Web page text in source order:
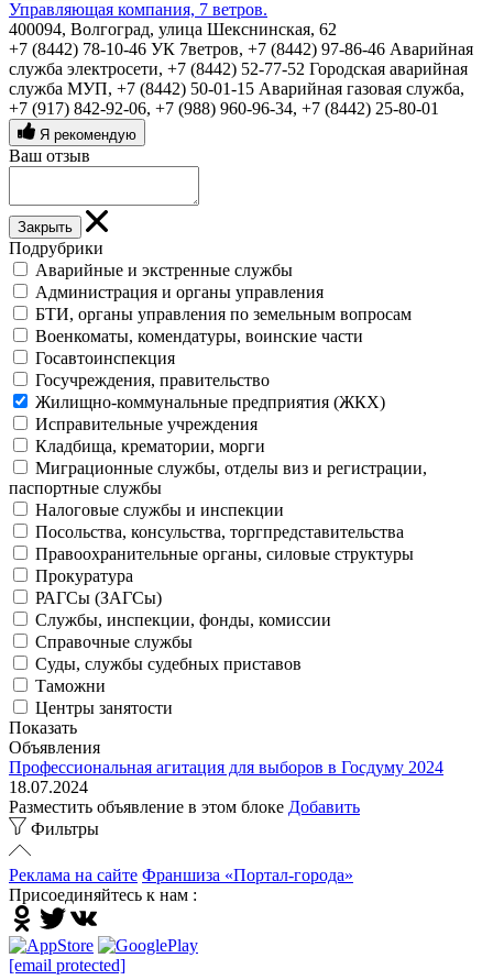
Управляющая компания, 7 ветров.
400094, Волгоград, улица Шекснинская, 62
+7 (8442) 78-10-46 УК 7ветров, +7 (8442) 97-86-46 Аварийная
служба электросети, +7 (8442) 52-77-52 Городская аварийная
служба МУП, +7 (8442) 50-01-15 Аварийная газовая служба,
+7 (917) 842-92-06, +7 (988) 960-96-34, +7 (8442) 25-80-01
Я рекомендую
Ваш отзыв
Закрыть
Подрубрики
Аварийные и экстренные службы
Администрация и органы управления
БТИ, органы управления по земельным вопросам
Военкоматы, комендатуры, воинские части
Госавтоинспекция
Госучреждения, правительство
Жилищно-коммунальные предприятия (ЖКХ)
Исправительные учреждения
Кладбища, крематории, морги
Миграционные службы, отделы виз и регистрации,
паспортные службы
Налоговые службы и инспекции
Посольства, консульства, торгпредставительства
Правоохранительные органы, силовые структуры
Прокуратура
РАГСы (ЗАГСы)
Службы, инспекции, фонды, комиссии
Справочные службы
Суды, службы судебных приставов
Таможни
Центры занятости
Показать
Объявления
Профессиональная агитация для выборов в Госдуму 2024
18.07.2024
Разместить объявление в этом блоке Добавить
Фильтры
Реклама на сайте Франшиза «Портал-города»
Присоединяйтесь к нам :
[email protected]